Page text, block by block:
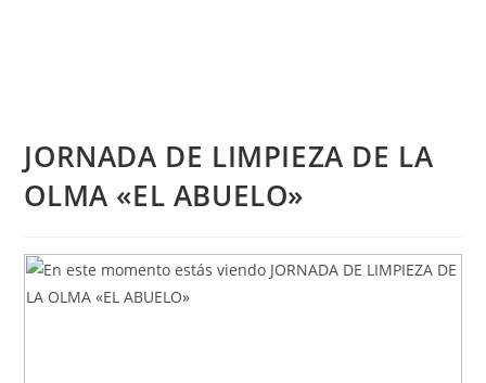
JORNADA DE LIMPIEZA DE LA
OLMA «EL ABUELO»